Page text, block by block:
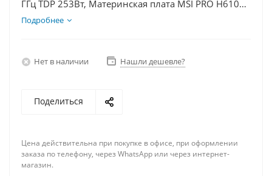
ГГц TDP 253Вт, Материнская плата MSI PRO H610M-
E, Видеокарта RTX 4070TiS 16Гб, Память
Подробнее
Нет в наличии Нашли дешевле?
Поделиться
Цена действительна при покупке в офисе, при оформлении
заказа по телефону, через WhatsApp или через интернет-
магазин.